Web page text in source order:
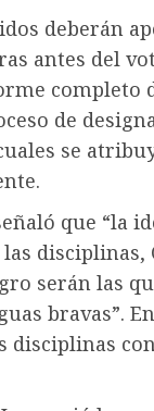
deberán
antes del
completo
de
se
que “la
las
serán las
bravas”.
disciplinas